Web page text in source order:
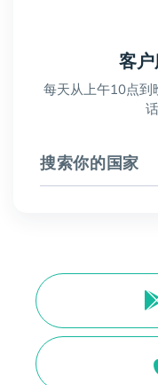
客
每天从上午10点到
搜索你的国家